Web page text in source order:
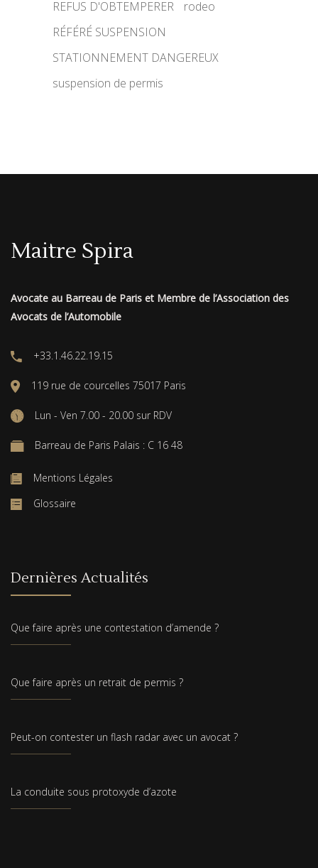
REFUS D'OBTEMPERER
rodeo
RÉFÉRÉ SUSPENSION
STATIONNEMENT DANGEREUX
suspension de permis
Maitre Spira
Avocate au Barreau de Paris et Membre de l’Association des
Avocats de l’Automobile
+33.1.46.22.19.15
119 rue de courcelles 75017 Paris
Lun - Ven 7.00 - 20.00 sur RDV
Barreau de Paris Palais : C 16 48
Mentions Légales
Glossaire
Dernières Actualités
Que faire après une contestation d’amende ?
Que faire après un retrait de permis ?
Peut-on contester un flash radar avec un avocat ?
La conduite sous protoxyde d’azote